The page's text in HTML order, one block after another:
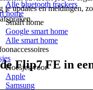
Alle bluetooth trackers
home
Smart home
Google smart home
Alle smart home
Hoesjes voor
Apple
Samsung
updates en meldingen,
Flip7 FE in